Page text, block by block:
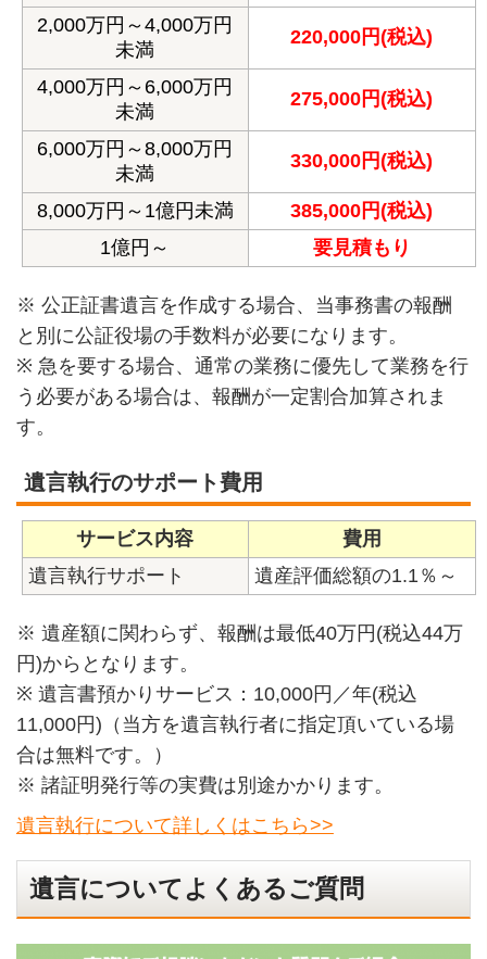
2,000万円～4,000万円
未満
220,000円(税込)
4,000万円～6,000万円
未満
275,000円(税込)
6,000万円～8,000万円
未満
330,000円(税込)
8,000万円～1億円未満
385,000円(税込)
1億円～
要見積もり
※ 公正証書遺言を作成する場合、当事務書の報酬
と別に公証役場の手数料が必要になります。
※ 急を要する場合、通常の業務に優先して業務を行
う必要がある場合は、報酬が一定割合加算されま
す。
遺言執行のサポート費用
サービス内容
費用
遺言執行サポート
遺産評価総額の1.1％～
※ 遺産額に関わらず、報酬は最低40万円(税込44万
円)からとなります。
※ 遺言書預かりサービス：10,000円／年(税込
11,000円)（当方を遺言執行者に指定頂いている場
合は無料です。）
※ 諸証明発行等の実費は別途かかります。
遺言執行について詳しくはこちら>>
遺言についてよくあるご質問